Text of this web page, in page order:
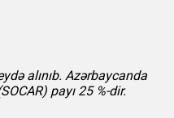
alınıb. Azərbaycanda
payı 25 %-dir.